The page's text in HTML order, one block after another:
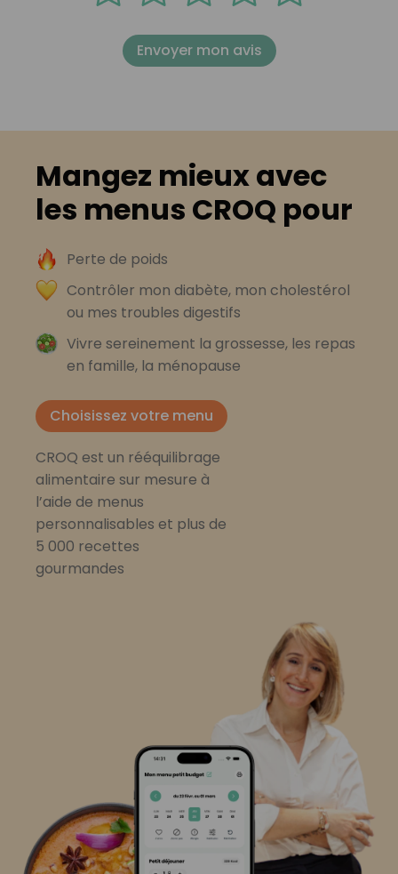
Envoyer mon avis
Mangez mieux avec
les menus CROQ pour
Perte de poids
Contrôler mon diabète, mon cholestérol
ou mes troubles digestifs
Vivre sereinement la grossesse, les repas
en famille, la ménopause
Choisissez votre menu
CROQ est un rééquilibrage
alimentaire sur mesure à
l’aide de menus
personnalisables et plus de
5 000 recettes
gourmandes